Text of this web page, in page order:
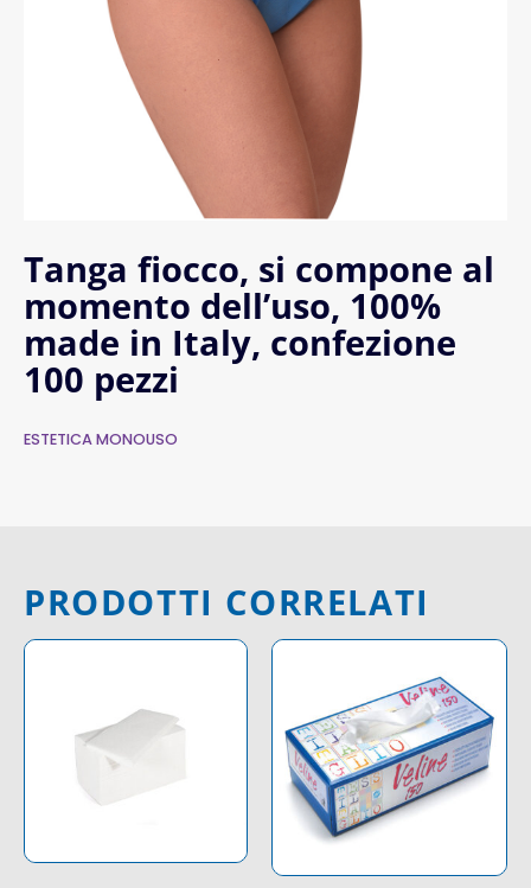
Tanga fiocco, si compone al
momento dell’uso, 100%
made in Italy, confezione
100 pezzi
ESTETICA MONOUSO
PRODOTTI CORRELATI